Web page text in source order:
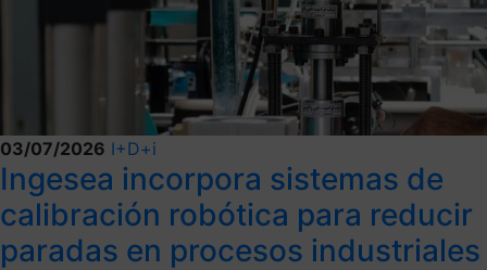
03/07/2026 I+D+i
Ingesea incorpora sistemas de
calibración robótica para reducir
paradas en procesos industriales